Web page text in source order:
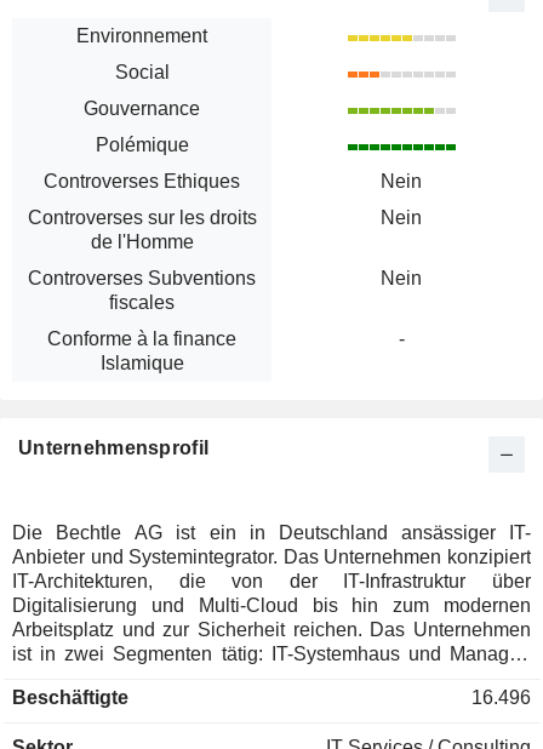
Environnement
Social
Gouvernance
Polémique
Controverses Ethiques
Nein
Controverses sur les droits
de l'Homme
Nein
Controverses Subventions
fiscales
Nein
Conforme à la finance
Islamique
-
Unternehmensprofil
Die Bechtle AG ist ein in Deutschland ansässiger IT-
Anbieter und Systemintegrator. Das Unternehmen konzipiert
IT-Architekturen, die von der IT-Infrastruktur über
Digitalisierung und Multi-Cloud bis hin zum modernen
Arbeitsplatz und zur Sicherheit reichen. Das Unternehmen
ist in zwei Segmenten tätig: IT-Systemhaus und Managed
Systemhaus und Managed Services umfasst den Verkauf
Beschäftigte 16.496